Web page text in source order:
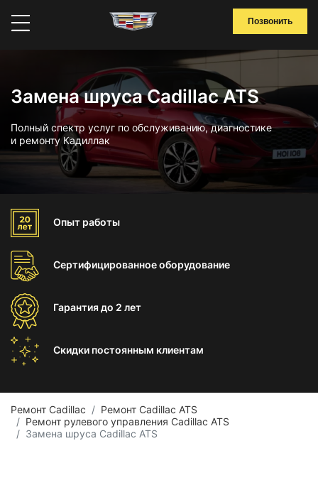
Позвонить
Замена шруса Cadillac ATS
Полный спектр услуг по обслуживанию, диагностике
и ремонту Кадиллак
Опыт работы
Сертифицированноеоборудование
Гарантиядо 2 лет
Скидки постоянным клиентам
Ремонт Cadillac
Ремонт Cadillac ATS
Ремонт рулевого управления Cadillac ATS
Замена шруса Cadillac ATS